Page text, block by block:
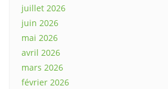
juillet 2026
juin 2026
mai 2026
avril 2026
mars 2026
février 2026